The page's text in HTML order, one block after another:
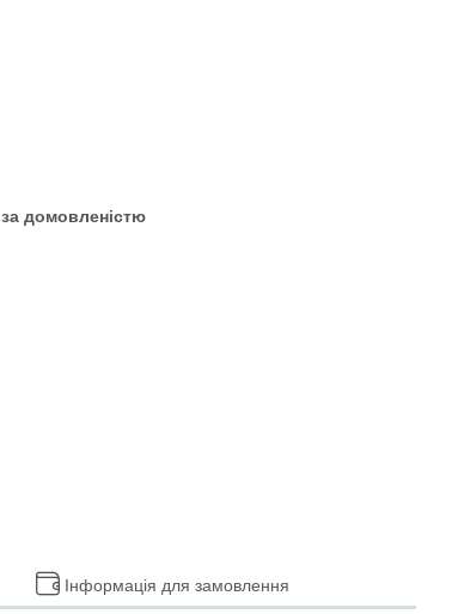
за домовленістю
Інформація для замовлення